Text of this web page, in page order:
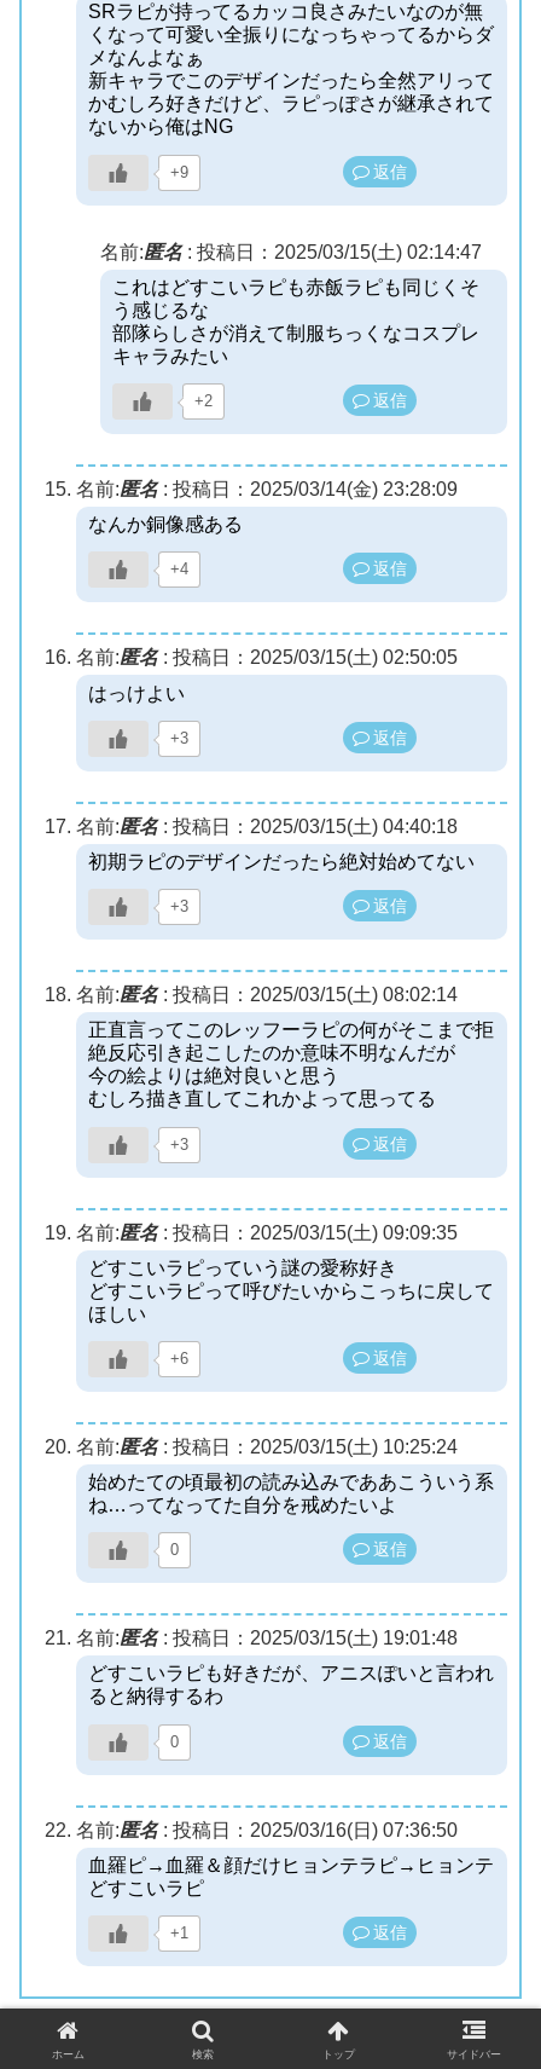
SRラピが持ってるカッコ良さみたいなのが無
くなって可愛い全振りになっちゃってるからダ
メなんよなぁ
新キャラでこのデザインだったら全然アリって
かむしろ好きだけど、ラピっぽさが継承されて
ないから俺はNG
+9 返信
名前:匿名: 投稿日：2025/03/15(土) 02:14:47
これはどすこいラピも赤飯ラピも同じくそ
う感じるな
部隊らしさが消えて制服ちっくなコスプレ
キャラみたい
+2 返信
名前:匿名: 投稿日：2025/03/14(金) 23:28:09
なんか銅像感ある
+4 返信
名前:匿名: 投稿日：2025/03/15(土) 02:50:05
はっけよい
+3 返信
名前:匿名: 投稿日：2025/03/15(土) 04:40:18
初期ラピのデザインだったら絶対始めてない
+3 返信
名前:匿名: 投稿日：2025/03/15(土) 08:02:14
正直言ってこのレッフーラピの何がそこまで拒
絶反応引き起こしたのか意味不明なんだが
今の絵よりは絶対良いと思う
むしろ描き直してこれかよって思ってる
+3 返信
名前:匿名: 投稿日：2025/03/15(土) 09:09:35
どすこいラピっていう謎の愛称好き
どすこいラピって呼びたいからこっちに戻して
ほしい
+6 返信
名前:匿名: 投稿日：2025/03/15(土) 10:25:24
始めたての頃最初の読み込みでああこういう系
ね…ってなってた自分を戒めたいよ
0 返信
名前:匿名: 投稿日：2025/03/15(土) 19:01:48
どすこいラピも好きだが、アニスぽいと言われ
ると納得するわ
0 返信
名前:匿名: 投稿日：2025/03/16(日) 07:36:50
血羅ピ→血羅＆顔だけヒョンテラピ→ヒョンテ
どすこいラピ
+1 返信
コメントをどうぞ
メールアドレスが公開されることはありません。
ホーム 検索 トップ サイドバー